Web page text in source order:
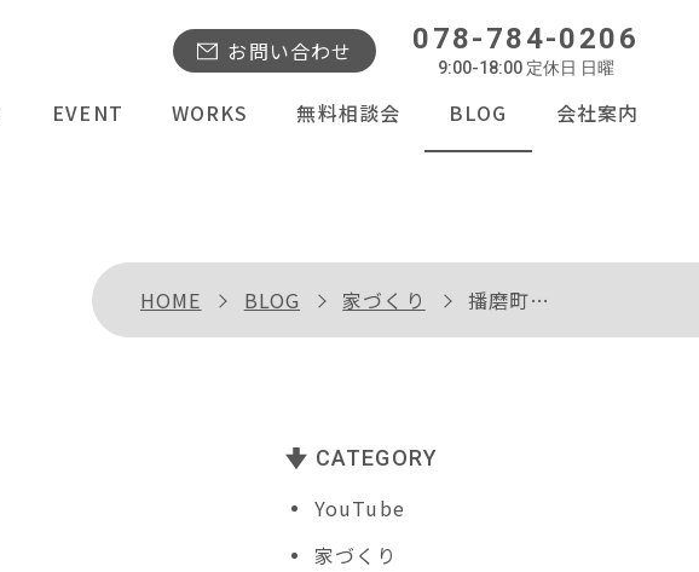
EVENT WORKS 無料相談会 BLOG 会社案内
お問い合わせ 078-784-0206
9:00-18:00 定休日 日曜
HOME BLOG 家づくり 播磨町Ｋｕ様邸内装工事
CATEGORY
YouTube
家づくり